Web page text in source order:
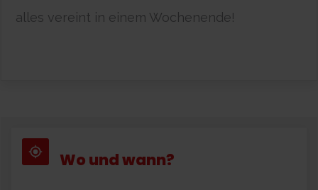
alles vereint in einem Wochenende!
Wo und wann?